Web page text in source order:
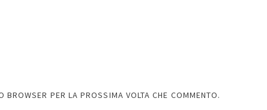
PER LA PROSSIMA VOLTA CHE COMMENTO.